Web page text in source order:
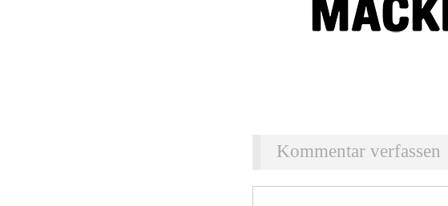
Kommentar verfassen